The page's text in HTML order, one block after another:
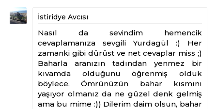
İstiridye Avcısı
Nasıl da sevindim hemencik
cevaplamanıza sevgili Yurdagül :) Her
zamanki gibi dürüst ve net cevaplar miss ;)
Baharla aranızın tadından yenmez bir
kıvamda olduğunu öğrenmiş olduk
böylece. Ömrünüzün bahar kısmını
yaşıyor olmanız da ne güzel denk gelmiş
ama bu mime :)) Dilerim daim olsun, bahar